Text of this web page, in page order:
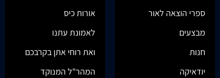
ספרי הוצאה לאור
מבצעים
חנות
יודאיקה
אורות כיס
לאמונת עתנו
ואת רוחי אתן בקרבכם
המהר"ל המנוקד